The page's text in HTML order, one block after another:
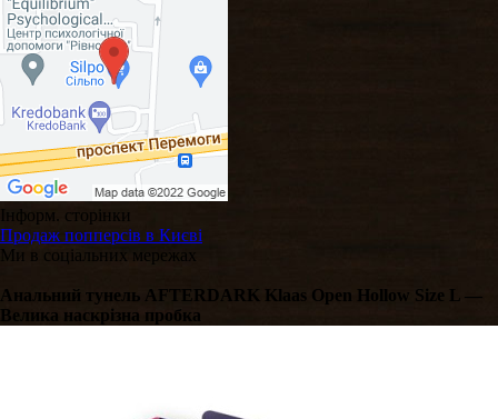
Інформ. сторінки
Продаж попперсів в Києві
Ми в соціальних мережах
Анальний тунель AFTERDARK Klaas Open Hollow Size L —
Велика наскрізна пробка